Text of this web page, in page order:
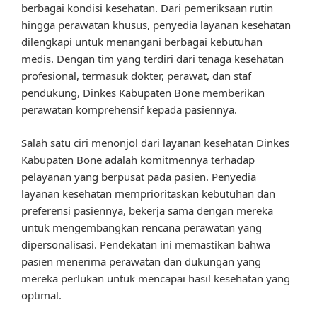
berbagai kondisi kesehatan. Dari pemeriksaan rutin
hingga perawatan khusus, penyedia layanan kesehatan
dilengkapi untuk menangani berbagai kebutuhan
medis. Dengan tim yang terdiri dari tenaga kesehatan
profesional, termasuk dokter, perawat, dan staf
pendukung, Dinkes Kabupaten Bone memberikan
perawatan komprehensif kepada pasiennya.
Salah satu ciri menonjol dari layanan kesehatan Dinkes
Kabupaten Bone adalah komitmennya terhadap
pelayanan yang berpusat pada pasien. Penyedia
layanan kesehatan memprioritaskan kebutuhan dan
preferensi pasiennya, bekerja sama dengan mereka
untuk mengembangkan rencana perawatan yang
dipersonalisasi. Pendekatan ini memastikan bahwa
pasien menerima perawatan dan dukungan yang
mereka perlukan untuk mencapai hasil kesehatan yang
optimal.